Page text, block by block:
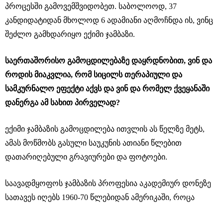
პროცესში გამოვემშვიდობეთ. საბოლოოდ, 37
კანდიდატიდან მხოლოდ 6 ადამიანი აღმოჩნდა ის, ვინც
შეძლო გამხდარიყო ექიმი ჯამბაზი.
საერთაშორისო გამოცდილებაზე დაყრდნობით, ვინ და
როდის მიაკვლია, რომ სიცილს თერაპიული და
სამკურნალო ეფექტი აქვს და ვინ და რომელ ქვეყანაში
დანერგა ამ სახით პირველად?
ექიმი ჯამბაზის გამოცდილება ითვლის ას წელზე მეტს,
ამას მოწმობს გასული საუკუნის ათიანი წლებით
დათარიღებული გრავიურები და ფოტოები.
საავადმყოფოს ჯამბაზის პროფესია აკადემიურ დონეზე
სათავეს იღებს 1960-70 წლებიდან ამერიკაში, როცა